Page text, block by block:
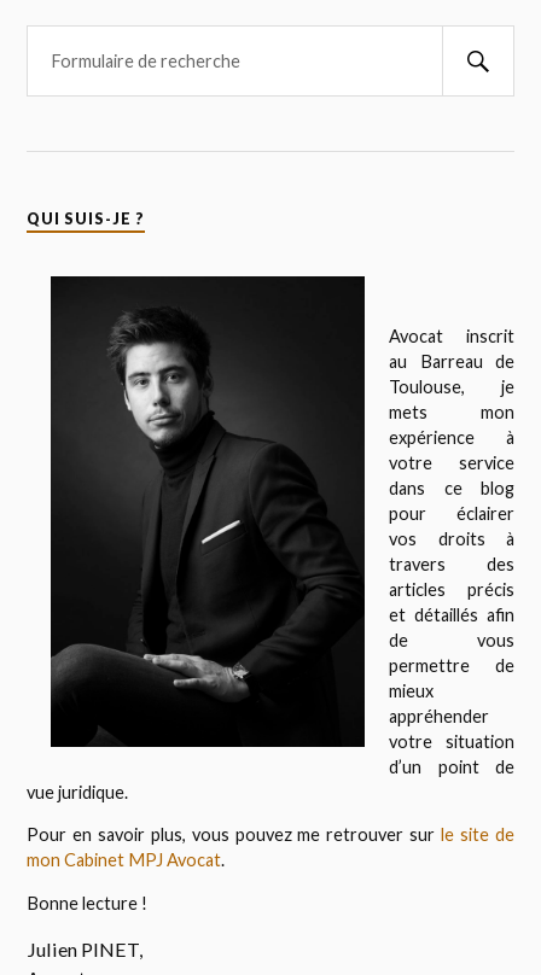
QUI SUIS-JE ?
Avocat inscrit
au Barreau de
Toulouse, je
mets mon
expérience à
votre service
dans ce blog
pour éclairer
vos droits à
travers des
articles précis
et détaillés afin
de vous
permettre de
mieux
appréhender
votre situation
d’un point de
vue juridique.
Pour en savoir plus, vous pouvez me retrouver sur le site de
mon Cabinet MPJ Avocat.
Bonne lecture !
Julien PINET,